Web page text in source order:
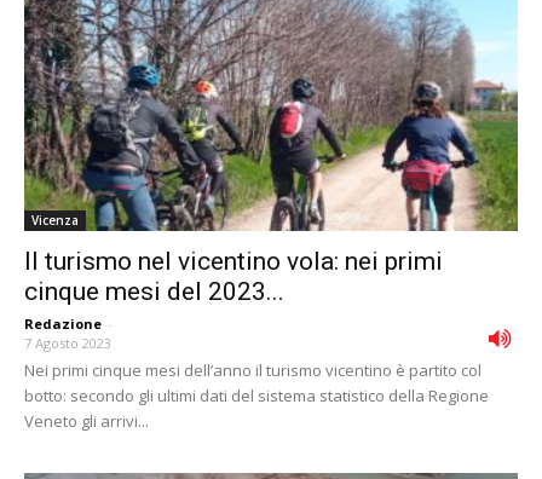
Vicenza
Il turismo nel vicentino vola: nei primi
cinque mesi del 2023...
Redazione -
7 Agosto 2023
Nei primi cinque mesi dell’anno il turismo vicentino è partito col
botto: secondo gli ultimi dati del sistema statistico della Regione
Veneto gli arrivi...